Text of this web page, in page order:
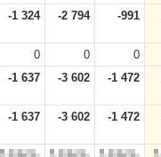
-1 324 -2 794 -991
0 0 0
-1 637 -3 602 -1 472
-1 637 -3 602 -1 472